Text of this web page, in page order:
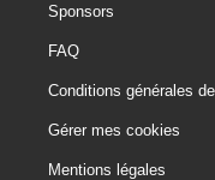
Sponsors
FAQ
Conditions générales
Gérer mes cookies
Mentions légales